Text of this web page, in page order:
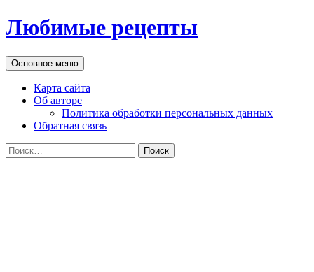
Перейти
к
Любимые рецепты
Поиск
Основное меню
Карта сайта
Об авторе
Политика обработки персональных данных
Обратная связь
Найти: